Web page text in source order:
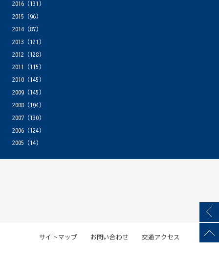
2016(131)
2015 (96)
2014(87)
2013 (121)
2012 (128)
2011
(115)
2010(145)
2009(145)
2008(194)
2007(130)
2006(124)
2005 (14)
サイトマップ お問い合わせ 交通アクセス